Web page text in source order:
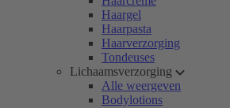
Haargel
Haarpasta
Haarverzorging
Tondeuses
Lichaamsverzorging
Alle weergeven
Bodylotions